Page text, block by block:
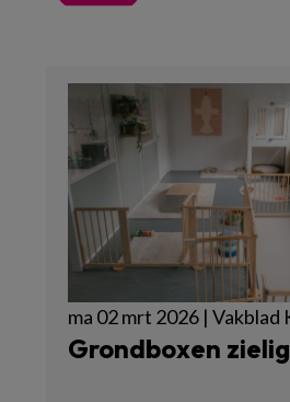
ma 02 mrt 2026 |
Grondboxen